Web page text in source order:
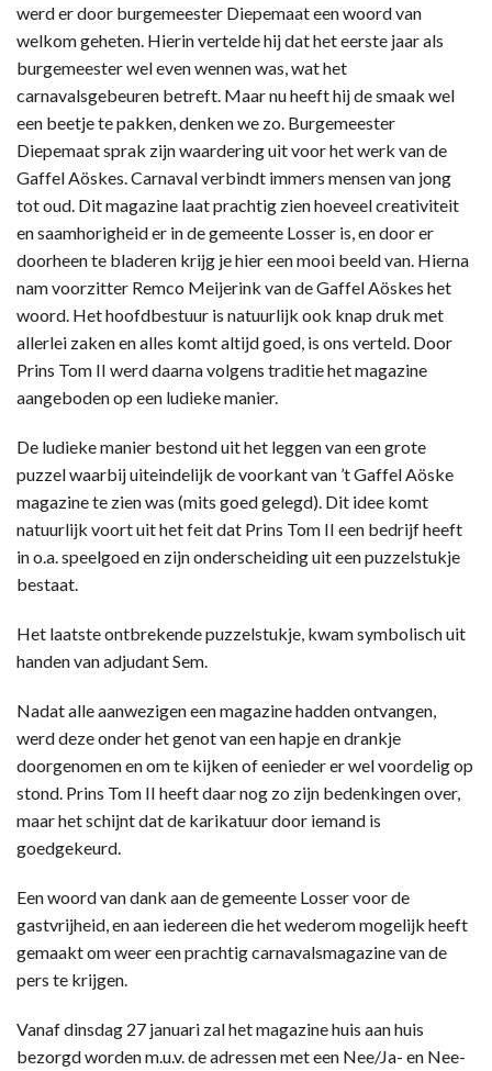
werd er door burgemeester Diepemaat een woord van
welkom geheten. Hierin vertelde hij dat het eerste jaar als
burgemeester wel even wennen was, wat het
carnavalsgebeuren betreft. Maar nu heeft hij de smaak wel
een beetje te pakken, denken we zo. Burgemeester
Diepemaat sprak zijn waardering uit voor het werk van de
Gaffel Aöskes. Carnaval verbindt immers mensen van jong
tot oud. Dit magazine laat prachtig zien hoeveel creativiteit
en saamhorigheid er in de gemeente Losser is, en door er
doorheen te bladeren krijg je hier een mooi beeld van. Hierna
nam voorzitter Remco Meijerink van de Gaffel Aöskes het
woord. Het hoofdbestuur is natuurlijk ook knap druk met
allerlei zaken en alles komt altijd goed, is ons verteld. Door
Prins Tom II werd daarna volgens traditie het magazine
aangeboden op een ludieke manier.
De ludieke manier bestond uit het leggen van een grote
puzzel waarbij uiteindelijk de voorkant van ’t Gaffel Aöske
magazine te zien was (mits goed gelegd). Dit idee komt
natuurlijk voort uit het feit dat Prins Tom II een bedrijf heeft
in o.a. speelgoed en zijn onderscheiding uit een puzzelstukje
bestaat.
Het laatste ontbrekende puzzelstukje, kwam symbolisch uit
handen van adjudant Sem.
Nadat alle aanwezigen een magazine hadden ontvangen,
werd deze onder het genot van een hapje en drankje
doorgenomen en om te kijken of eenieder er wel voordelig op
stond. Prins Tom II heeft daar nog zo zijn bedenkingen over,
maar het schijnt dat de karikatuur door iemand is
goedgekeurd.
Een woord van dank aan de gemeente Losser voor de
gastvrijheid, en aan iedereen die het wederom mogelijk heeft
gemaakt om weer een prachtig carnavalsmagazine van de
pers te krijgen.
Vanaf dinsdag 27 januari zal het magazine huis aan huis
bezorgd worden m.u.v. de adressen met een Nee/Ja- en Nee-